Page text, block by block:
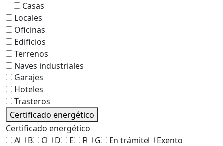
Casas
Locales
Oficinas
Edificios
Terrenos
Naves industriales
Garajes
Hoteles
Trasteros
Certificado energético
Certificado energético
A
B C D E F G En trámite
Exento